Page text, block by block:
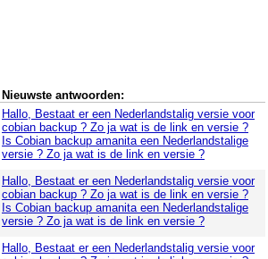
Nieuwste antwoorden:
Hallo, Bestaat er een Nederlandstalig versie voor
cobian backup ? Zo ja wat is de link en versie ?
Is Cobian backup amanita een Nederlandstalige
versie ? Zo ja wat is de link en versie ?
Hallo, Bestaat er een Nederlandstalig versie voor
cobian backup ? Zo ja wat is de link en versie ?
Is Cobian backup amanita een Nederlandstalige
versie ? Zo ja wat is de link en versie ?
Hallo, Bestaat er een Nederlandstalig versie voor